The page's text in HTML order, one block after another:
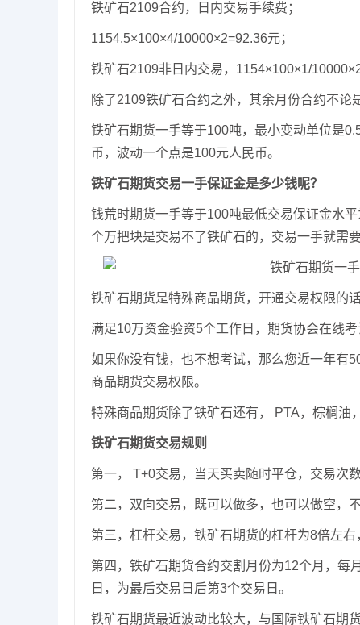
铁矿石2109合约，日内交易手续费；
1154.5×100×4/10000×2=92.36元；
铁矿石2109非日内交易，1154×100×1/
除了2109铁矿石合约之外，其余月份合约不
铁矿石期货一手等于100吨，最小变动单位是
币，波动一个点是100元人民币。
铁矿石期货交易一手保证金是多少钱呢？
钱荒时期货一手等于100吨最低交易保证金水
个万把块是交易不了铁矿石的，交易一手就需
铁矿石期货是特殊商品期货，开通交易权限的
满足10万资金验资5个工作日，期货协会在线
如果你没有钱，也不想考试，那么您近一年有
商品期货交易权限。
特殊商品期货除了铁矿石还有， PTA，棕榈油
铁矿石期货交易规则
第一， T+0交易，当天买卖随时平仓，交易次
第二，双向交易，既可以做多，也可以做空，
第三，杠杆交易，铁矿石期货的杠杆为8倍左右
第四，铁矿石期货合约交割月份为12个月，每
日，为最后交易日后第3个交易日。
铁矿石期货最近波动比较大，与国际铁矿石期